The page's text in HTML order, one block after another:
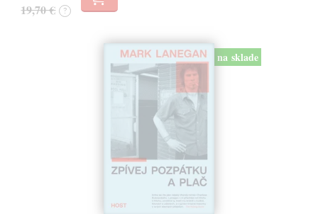
19,70 € ?
na sklade